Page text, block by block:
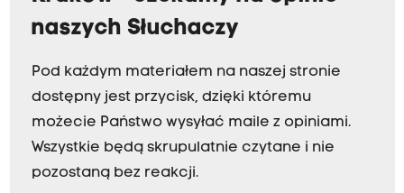
naszych Słuchaczy
Pod każdym materiałem na naszej stronie
dostępny jest przycisk, dzięki któremu
możecie Państwo wysyłać maile z opiniami.
Wszystkie będą skrupulatnie czytane i nie
pozostaną bez reakcji.